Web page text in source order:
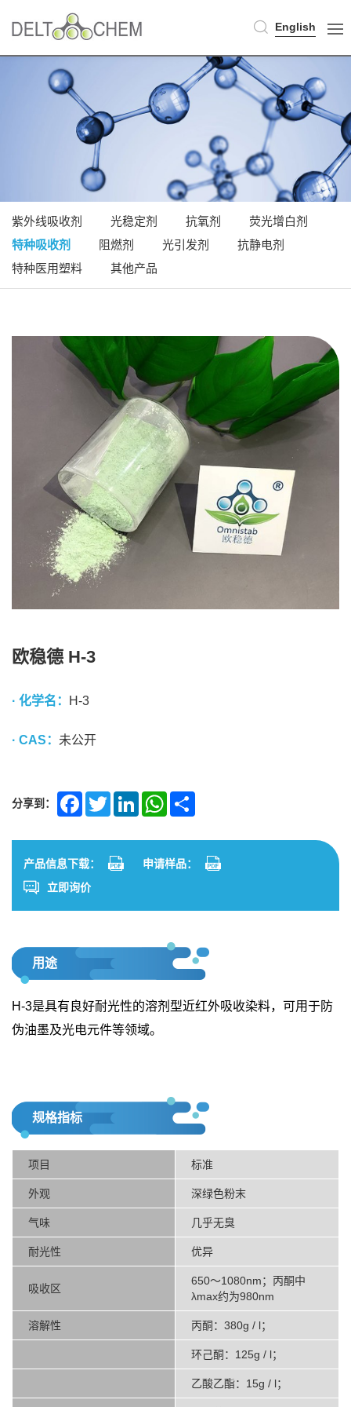
English
紫外线吸收剂 光稳定剂 抗氧剂
荧光增白剂
特种吸收剂
阻燃剂 光引发剂
抗静电剂
特种医用塑料
其他产品
欧稳德 H-3
· 化学名： H-3
· CAS： 未公开
分享到： Facebook
TwitterLinkedInWhatsApp
产品信息下载：
申请样品：
立即询价
用途
H-3是具有良好耐光性的溶剂型近红外吸收染料，可用于防
伪油墨及光电元件等领域。
规格指标
项目 标准
外观 深绿色粉末
气味 几乎无臭
耐光性 优异
吸收区
650〜1080nm；丙酮中
λmax约为980nm
溶解性 丙酮：380g / l；
环己酮：125g / l；
乙酸乙酯：15g / l；